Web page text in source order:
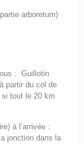
arboretum)
: Guillotin
partir du col de
tout le 20 km
à l’arrivée :
jonction dans la